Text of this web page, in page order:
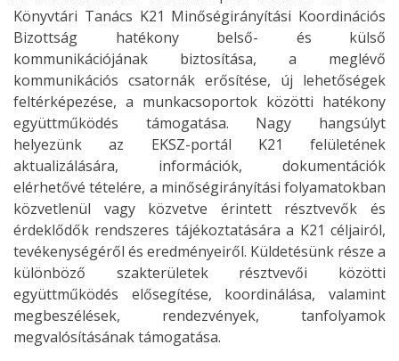
Könyvtári Tanács K21 Minőségirányítási Koordinációs
Bizottság hatékony belső- és külső
kommunikációjának biztosítása, a meglévő
kommunikációs csatornák erősítése, új lehetőségek
feltérképezése, a munkacsoportok közötti hatékony
együttműködés támogatása. Nagy hangsúlyt
helyezünk az EKSZ-portál K21 felületének
aktualizálására, információk, dokumentációk
elérhetővé tételére, a minőségirányítási folyamatokban
közvetlenül vagy közvetve érintett résztvevők és
érdeklődők rendszeres tájékoztatására a K21 céljairól,
tevékenységéről és eredményeiről. Küldetésünk része a
különböző szakterületek résztvevői közötti
együttműködés elősegítése, koordinálása, valamint
megbeszélések, rendezvények, tanfolyamok
megvalósításának támogatása.